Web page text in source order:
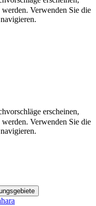
Verwenden Sie die
erscheinen,
Verwenden Sie die